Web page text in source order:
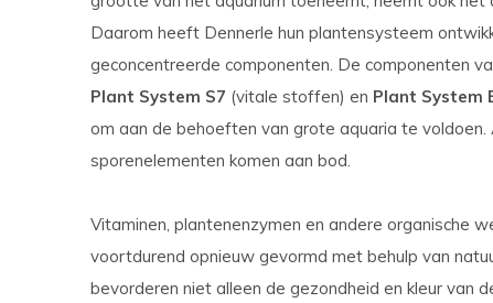
Daarom heeft Dennerle hun plantensysteem
geconcentreerde componenten. De componenten
Plant System S7 (vitale stoffen) en Plant System
om aan de behoeften van grote aquaria te voldoen.
sporenelementen komen aan bod.
Vitaminen, plantenenzymen en andere organische
voortdurend opnieuw gevormd met behulp van
bevorderen niet alleen de gezondheid en kleur van